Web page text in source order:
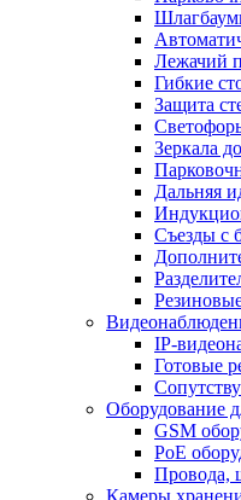
Лежачий
Гибкие
Защита
Зеркала
Дальняя
Съезды с
IP-
Готовые
Оборудование
GSM
PoE
Провода,
Камеры